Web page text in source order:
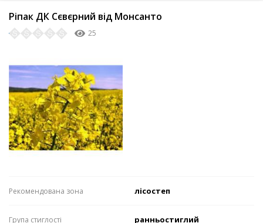
Ріпак ДК Сєвєрний від Монсанто
25
Рекомендована зона лісостеп
Група стиглості ранньостиглий